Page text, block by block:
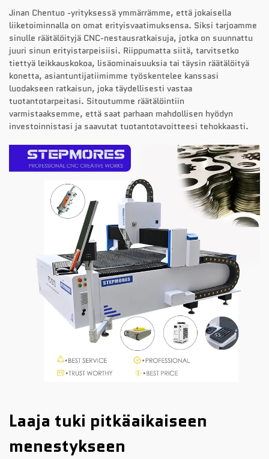
Jinan Chentuo -yrityksessä ymmärrämme, että jokaisella
liiketoiminnalla on omat erityisvaatimuksensa. Siksi tarjoamme
sinulle räätälöityjä CNC-nestausratkaisuja, jotka on suunnattu
juuri sinun erityistarpeisiisi. Riippumatta siitä, tarvitsetko
tiettyä leikkauskokoa, lisäominaisuuksia tai täysin räätälöityä
konetta, asiantuntijatiimimme työskentelee kanssasi
luodakseen ratkaisun, joka täydellisesti vastaa
tuotantotarpeitasi. Sitoutumme räätälöintiin
varmistaaksemme, että saat parhaan mahdollisen hyödyn
investoinnistasi ja saavutat tuotantotavoitteesi tehokkaasti.
Laaja tuki pitkäaikaiseen
menestykseen